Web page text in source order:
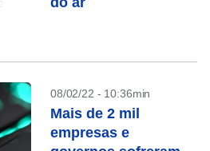
08/02/22 - 10:36min
Mais de 2 mil
empresas e